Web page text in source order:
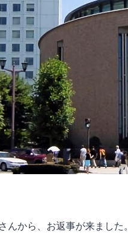
んから、お返事が来ました。